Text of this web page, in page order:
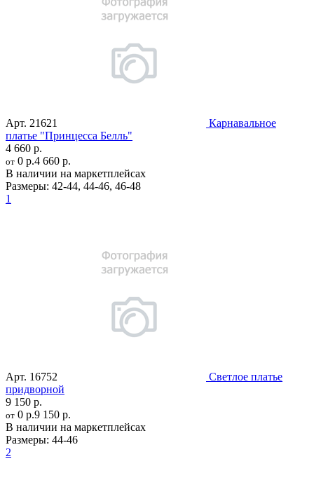
Арт. 21621
Карнавальное
платье "Принцесса Белль"
4 660 р.
от 0 р.4 660 р.
В наличии на маркетплейсах
Размеры: 42-44, 44-46, 46-48
1
Арт. 16752
Светлое платье
придворной
9 150 р.
от 0 р.9 150 р.
В наличии на маркетплейсах
Размеры: 44-46
2